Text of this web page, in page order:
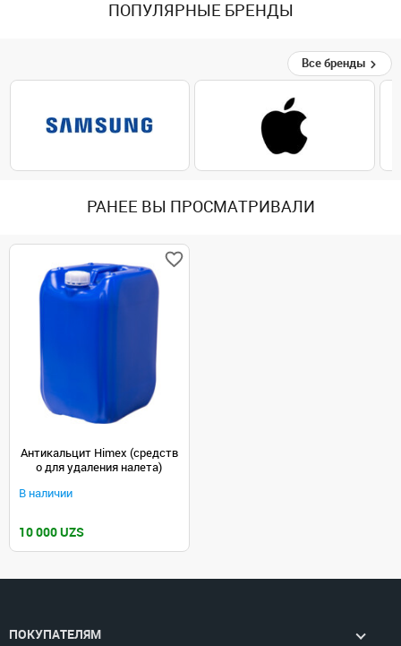
ПОПУЛЯРНЫЕ БРЕНДЫ
Все бренды
РАНЕЕ ВЫ ПРОСМАТРИВАЛИ
Антикальцит Himex (средств
о для удаления налета)
В наличии
10 000 UZS
ПОКУПАТЕЛЯМ